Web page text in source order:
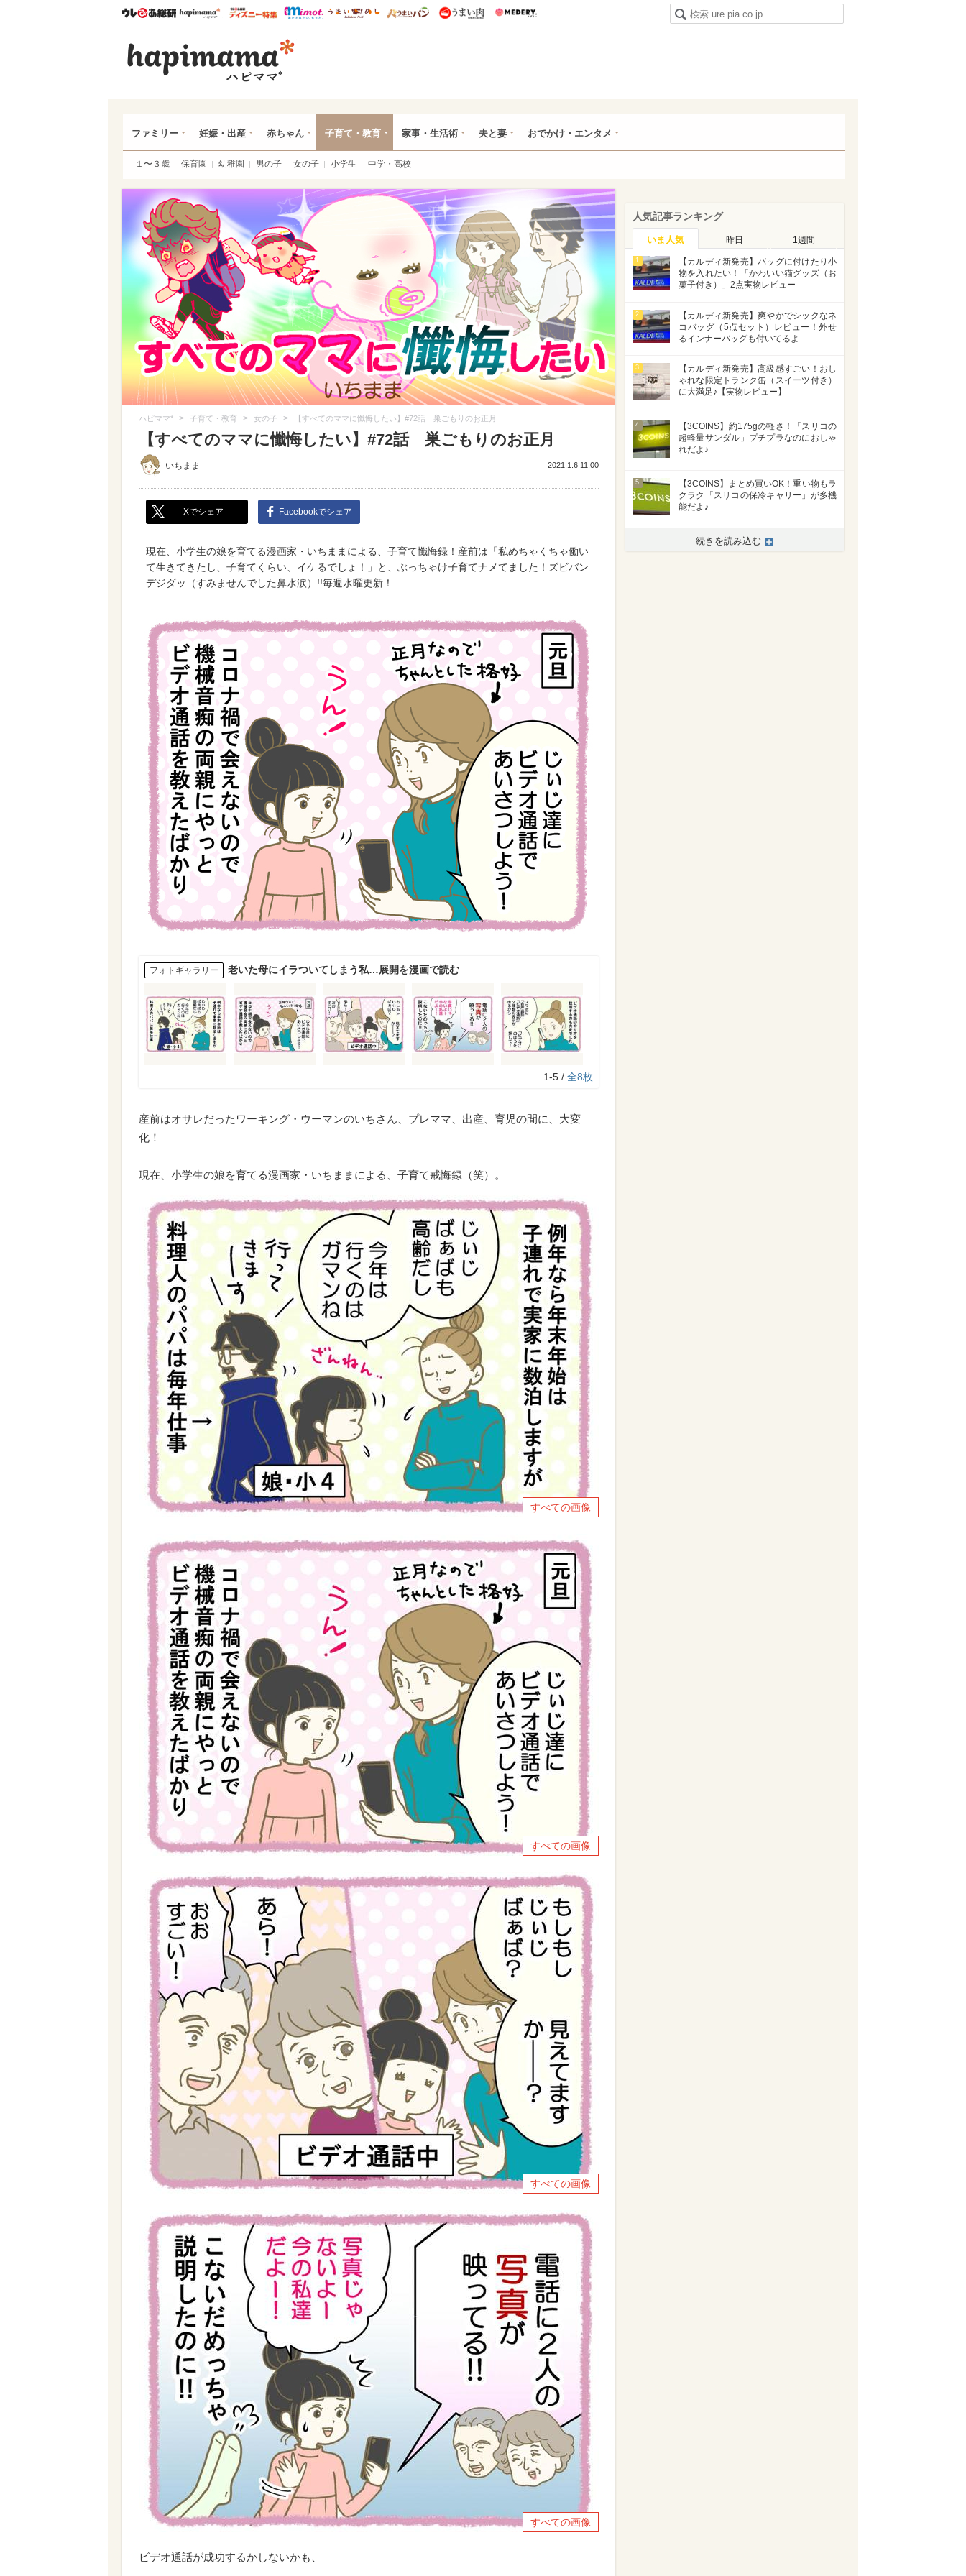
ウレぴあ総研ハピママ* ウレぴあ総研 ディズニー特集
mimot. うまいめし うまいパン うまい肉
ファミリー 妊娠・出産 赤ちゃん 子育て・教育 家事・生活術 夫と妻 おでかけ・エンタメ
１〜３歳 保育園 幼稚園 男の子 女の子 小学生 中学・高校
ハピママ* > 子育て・教育 > 女の子 > 【すべてのママに懺悔したい】#72話 巣ごもりのお正月
【すべてのママに懺悔したい】#72話 巣ごもりのお正月
いちまま 2021.1.6 11:00
Xでシェア Facebookでシェア
現在、小学生の娘を育てる漫画家・いちままによる、子育て懺悔録！産前は「私めちゃくちゃ働い
て生きてきたし、子育てくらい、イケるでしょ！」と、ぶっちゃけ子育てナメてました！ズビバン
デジダッ（すみませんでした鼻水涙）!!毎週水曜更新！
フォトギャラリー 老いた母にイラついてしまう私…展開を漫画で読む
1-5 / 全8枚
産前はオサレだったワーキング・ウーマンのいちさん、プレママ、出産、育児の間に、大変
化！
現在、小学生の娘を育てる漫画家・いちままによる、子育て戒悔録（笑）。
すべての画像
すべての画像
すべての画像
すべての画像
ビデオ通話が成功するかしないかも、
人気記事ランキング
いま人気 昨日 1週間
1
【カルディ新発売】バッグに付けたり小
物を入れたい！「かわいい猫グッズ（お
菓子付き）」2点実物レビュー
2
【カルディ新発売】爽やかでシックなネ
コバッグ（5点セット）レビュー！外せ
るインナーバッグも付いてるよ
3
【カルディ新発売】高級感すごい！おし
ゃれな限定トランク缶（スイーツ付き）
に大満足♪【実物レビュー】
4
【3COINS】約175gの軽さ！「スリコの
超軽量サンダル」プチプラなのにおしゃ
れだよ♪
5
【3COINS】まとめ買いOK！重い物もラ
クラク「スリコの保冷キャリー」が多機
能だよ♪
続きを読み込む